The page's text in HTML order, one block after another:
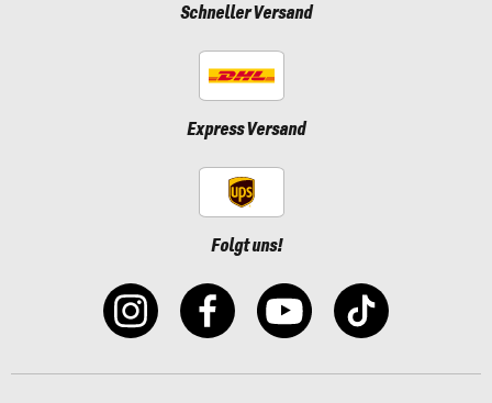
Schneller Versand
Express Versand
Folgt uns!